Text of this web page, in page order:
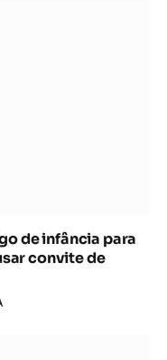
de infância para
convite de